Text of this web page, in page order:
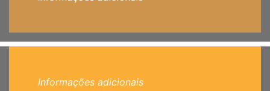
Informações adicionais